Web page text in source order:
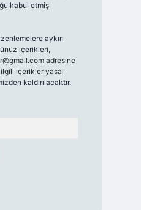
kabul etmiş
aykırı
içerikleri,
adresine
içerikler yasal
kaldırılacaktır.